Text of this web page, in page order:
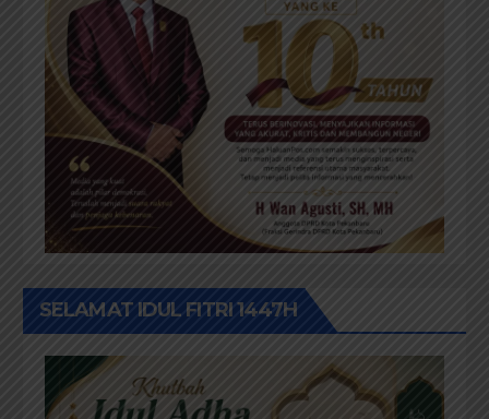
SELAMAT IDUL FITRI 1447H